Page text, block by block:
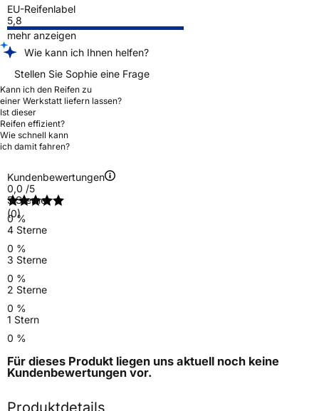
EU-Reifenlabel
5,8
mehr anzeigen
Wie kann ich Ihnen helfen?
Stellen Sie Sophie eine Frage
Kann ich den Reifen zu
einer Werkstatt liefern lassen?
Ist dieser
Reifen effizient?
Wie schnell kann
ich damit fahren?
Kundenbewertungen
0,0 /5
(0)
5 Sterne
0 %
4 Sterne
0 %
3 Sterne
0 %
2 Sterne
0 %
1 Stern
0 %
Für dieses Produkt liegen uns aktuell noch keine
Kundenbewertungen vor.